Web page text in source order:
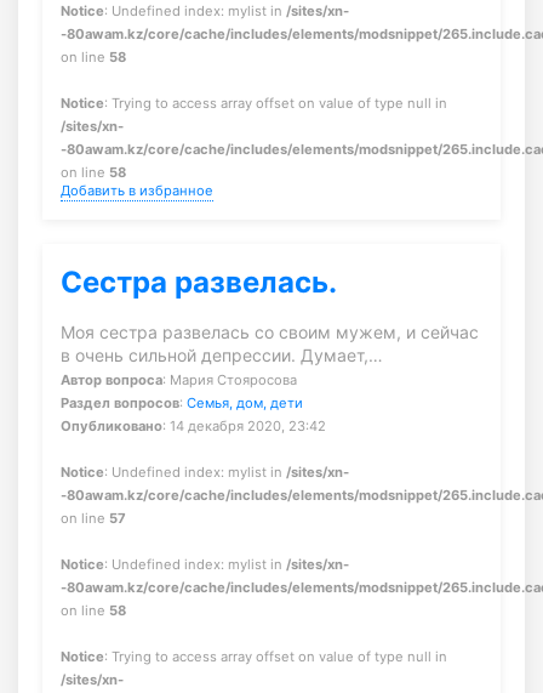
Notice: Undefined index: mylist in /sites/xn-
-80awam.kz/core/cache/includes/elements/modsnippet/
on line 58
Notice: Trying to access array offset on value of type null in
/sites/xn-
-80awam.kz/core/cache/includes/elements/modsnippet/
on line 58
Добавить в избранное
Сестра развелась.
Моя сестра развелась со своим мужем, и сейчас
в очень сильной депрессии. Думает,…
Автор вопроса: Мария Стояросова
Раздел вопросов: Семья, дом, дети
Опубликовано: 14 декабря 2020, 23:42
Notice: Undefined index: mylist in /sites/xn-
-80awam.kz/core/cache/includes/elements/modsnippet/
on line 57
Notice: Undefined index: mylist in /sites/xn-
-80awam.kz/core/cache/includes/elements/modsnippet/
on line 58
Notice: Trying to access array offset on value of type null in
/sites/xn-